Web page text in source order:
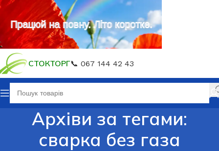
СТОКТОРГ📞 067 144 42 43
Архіви за тегами:
сварка без газа
Працюй на повну. Літо коротке.